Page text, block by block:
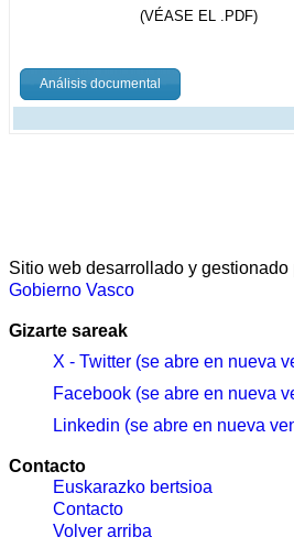
(VÉASE EL .PDF)
Análisis documental
Sitio web desarrollado y gestionado
Gobierno Vasco
Gizarte sareak
X - Twitter (se abre en nueva
Facebook (se abre en nueva
Linkedin (se abre en nueva
Contacto
Euskarazko bertsioa
Contacto
Volver arriba